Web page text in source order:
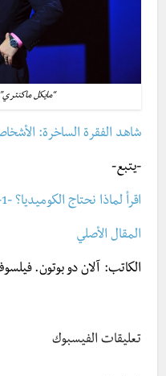
“مايكل
شاهد الفقرة الساخرة:
-يتبع-
اقرأ لماذا نحتاج الكوميديا؟ -1-
المقال الأصلي
الكاتب: آلان دو بوتون.
تعليقات الفيسبوك